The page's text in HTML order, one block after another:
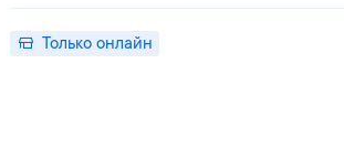
Только онлайн